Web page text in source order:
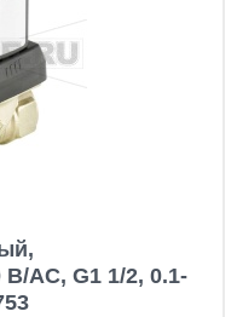
AC, G1 1/2, 0.1-